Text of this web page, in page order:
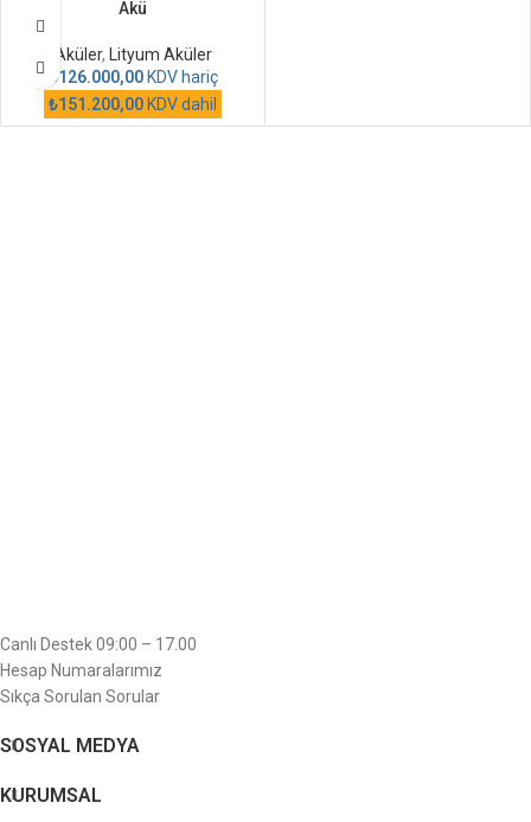
Akü
Aküler, Lityum Aküler
₺126.000,00KDV hariç
₺151.200,00 KDV dahil
Canlı Destek 09:00 – 17.00
Hesap Numaralarımız
Sıkça Sorulan Sorular
SOSYAL MEDYA
KURUMSAL